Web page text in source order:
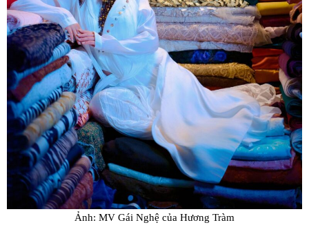
Ảnh: MV Gái Nghệ của Hương Tràm